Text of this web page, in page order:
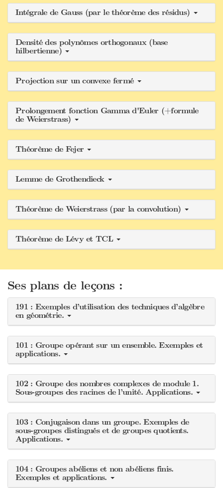
Intégrale de Gauss (par le théorème des résidus)
Densité des polynômes orthogonaux (base
hilbertienne)
Projection sur un convexe fermé
Prolongement fonction Gamma d'Euler (+formule
de Weierstrass)
Théorème de Fejer
Lemme de Grothendieck
Théorème de Weierstrass (par la convolution)
Théorème de Lévy et TCL
Ses plans de leçons :
191 : Exemples d’utilisation des techniques d’algèbre
en géométrie.
101 : Groupe opérant sur un ensemble. Exemples et
applications.
102 : Groupe des nombres complexes de module 1.
Sous-groupes des racines de l’unité. Applications.
103 : Conjugaison dans un groupe. Exemples de
sous-groupes distingués et de groupes quotients.
Applications.
104 : Groupes abéliens et non abéliens finis.
Exemples et applications.